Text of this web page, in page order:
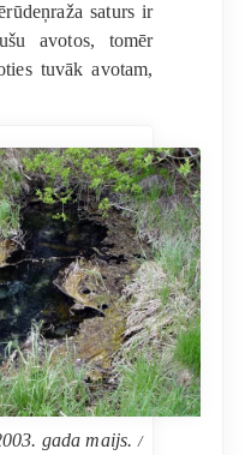
saturs ir
avotos, tomēr
tuvāk avotam,
gada maijs. /